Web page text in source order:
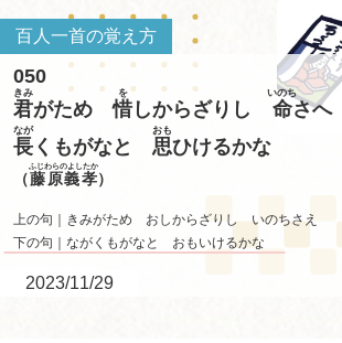
百人一首の覚え方
050
君
きみ
がため惜
を
しからざりし 命
いのち
さへ
長
なが
くもがなと 思
おも
ひけるかな
（藤原義孝
ふじわらのよしたか
）
上の句｜きみがため おしからざりし いのちさえ
下の句｜ながくもがなと おもいけるかな
2023/11/29